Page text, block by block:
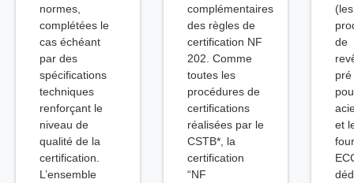
normes,
complétées le
cas échéant
par des
spécifications
techniques
renforçant le
niveau de
qualité de la
certification.
L’ensemble
complémentaires
des règles de
certification NF
202. Comme
toutes les
procédures de
certifications
réalisées par le
CSTB*, la
certification
“NF
de
et